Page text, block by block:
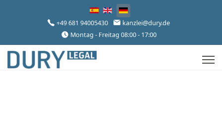
Sprache auswählen
+49 681 94005430
kanzlei@dury.de
Montag - Freitag 08:00 - 17:00